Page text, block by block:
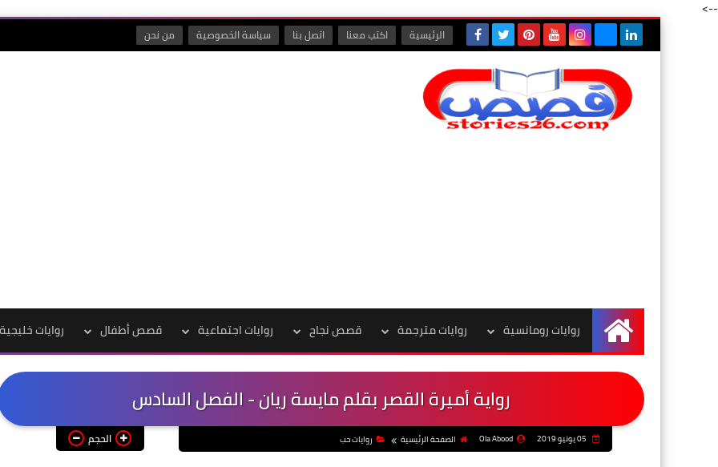
-->
الرئيسية اكتب معنا اتصل بنا سياسة الخصوصية من نحن
الرئيسية
روايات رومانسية روايات مترجمة قصص نجاح روايات اجتماعية قصص أطفال روايات خليجية
رواية أميرة القصر بقلم مايسة ريان - الفصل السادس
Ola Abood الصفحة الرئيسية روايات حب الحجم